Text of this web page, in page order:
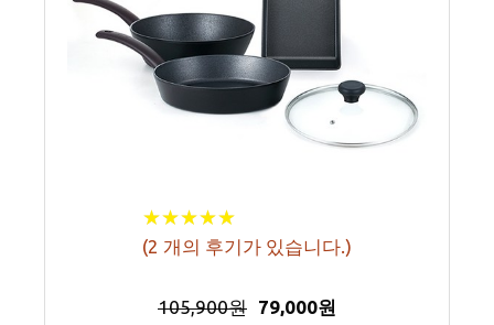
★★★★★
★★★★★
(2 개의 후기가 있습니다.)
105,900원 79,000원